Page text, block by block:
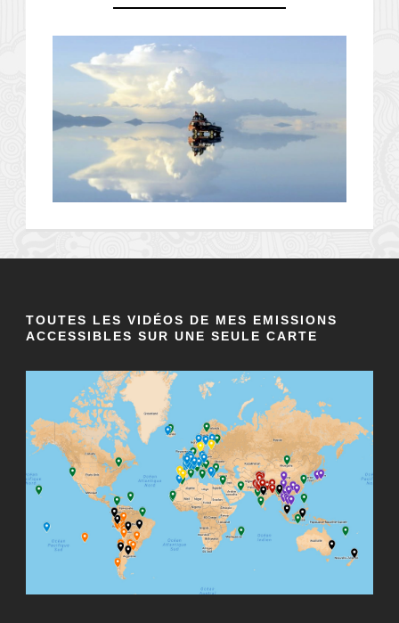
TOUTES LES VIDÉOS DE MES EMISSIONS
ACCESSIBLES SUR UNE SEULE CARTE